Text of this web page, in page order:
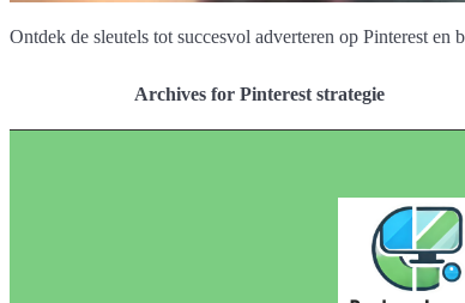
Ontdek de sleutels tot succesvol adverteren op Pinterest
Archives for Pinterest strategie